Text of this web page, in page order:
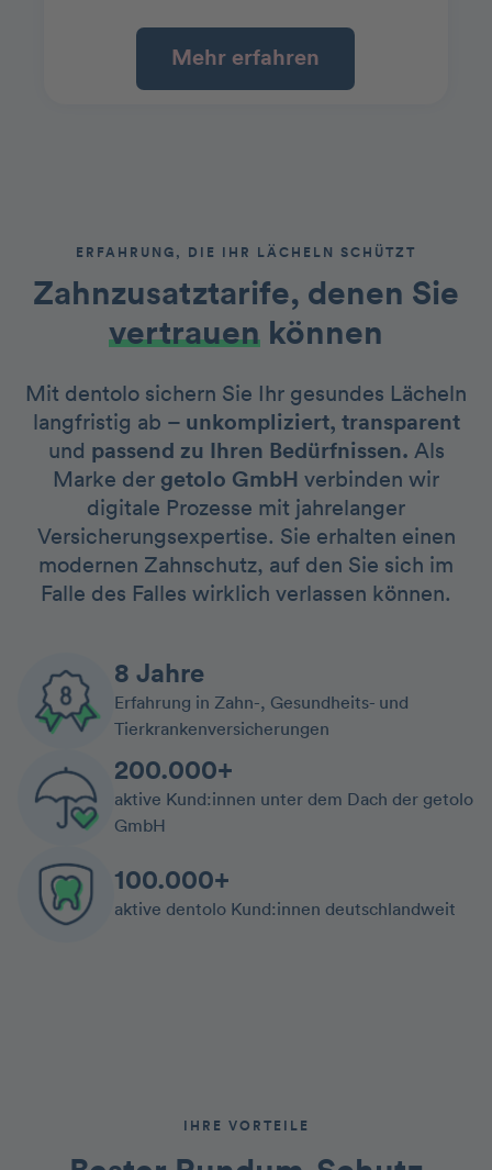
Mehr erfahren
ERFAHRUNG, DIE IHR LÄCHELN SCHÜTZT
Zahnzusatztarife, denen Sie
vertrauen können
Mit dentolo sichern Sie Ihr gesundes Lächeln
langfristig ab – unkompliziert, transparent
und passend zu Ihren Bedürfnissen. Als
Marke der getolo GmbH verbinden wir
digitale Prozesse mit jahrelanger
Versicherungsexpertise. Sie erhalten einen
modernen Zahnschutz, auf den Sie sich im
Falle des Falles wirklich verlassen können.
8 Jahre
Erfahrung in Zahn-, Gesundheits- und
Tierkrankenversicherungen
200.000+
aktive Kund:innen unter dem Dach der getolo
GmbH
100.000+
aktive dentolo Kund:innen deutschlandweit
IHRE VORTEILE